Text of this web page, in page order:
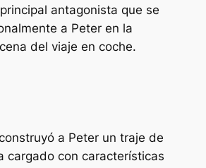
antagonista que se
a Peter en la
del viaje en coche.
a Peter un traje de
cargado con características